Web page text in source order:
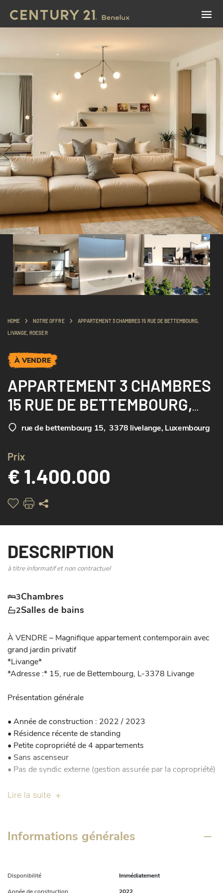
HOME NOTRE OFFRE
APPARTEMENT 3 CHAMBRES 15 RUE DE BETTEMBOURG,
LIVANGE, ROESER
À VENDRE
APPARTEMENT 3 CHAMBRES
15 RUE DE BETTEMBOURG,
LIVANGE, ROESER
rue de bettembourg 15, 3378 livelange, Luxembourg
Prix
€ 1.400.000
DESCRIPTION
à titre informatif et non contractuel
3Chambres
2Salles de bains
À VENDRE – Magnifique appartement contemporain avec
grand jardin privatif
*Livange*
*Adresse :* 15, rue de Bettembourg, L-3378 Livange
Présentation générale
•⁠ ⁠Année de construction : 2022 / 2023
•⁠ ⁠Résidence récente de standing
•⁠ ⁠Petite copropriété de 4 appartements
•⁠ ⁠Sans ascenseur
•⁠ ⁠Pas de syndic externe (gestion assurée par la copropriété)
Surfaces
•⁠ ⁠Terrasse : 42 m²
•⁠ ⁠Jardin privatif : 140 m²
Composition du bien
Lire la suite
Informations générales
Disponibilité
Immédiatement